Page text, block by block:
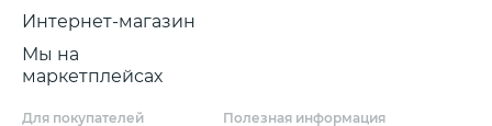
Интернет-магазин
Мы на
маркетплейсах
Для покупателей Полезная информация